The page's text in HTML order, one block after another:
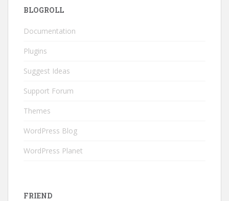
BLOGROLL
Documentation
Plugins
Suggest Ideas
Support Forum
Themes
WordPress Blog
WordPress Planet
FRIEND